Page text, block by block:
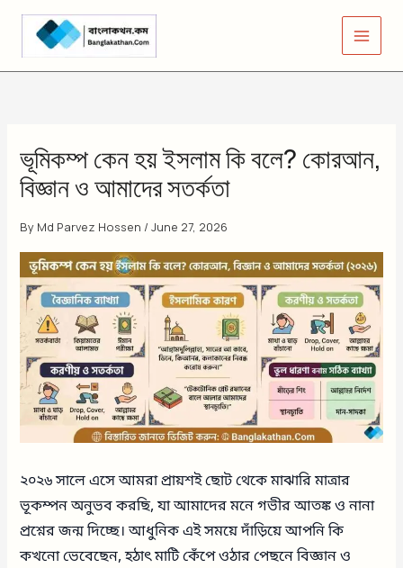
Skip
content
ভূমিকম্প কেন হয় ইসলাম কি বলে? কোরআন,
বিজ্ঞান ও আমাদের সতর্কতা
By Md Parvez Hossen /June 27, 2026
২০২৬ সালে এসে আমরা প্রায়শই ছোট থেকে মাঝারি মাত্রার
ভূকম্পন অনুভব করছি, যা আমাদের মনে গভীর আতঙ্ক ও নানা
প্রশ্নের জন্ম দিচ্ছে। আধুনিক এই সময়ে দাঁড়িয়ে আপনি কি
কখনো ভেবেছেন, হঠাৎ মাটি কেঁপে ওঠার পেছনে বিজ্ঞান ও